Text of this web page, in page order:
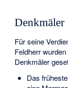
Denkmäler
Für seine
Feldherr
Denkmäler
Das